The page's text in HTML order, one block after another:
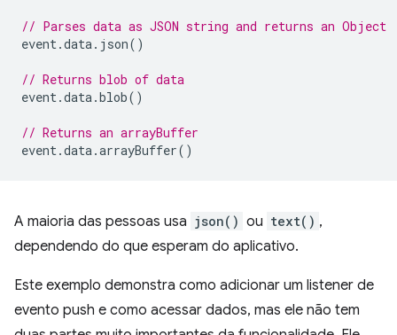
// Parses data as JSON string and returns an Object
event.data. json()
// Returns blob of data
event.data.blob()
// Returns an arrayBuffer
event.data.arrayBuffer()
A maioria das pessoas usa json() ou text() ,
dependendo do que esperam do aplicativo.
Este exemplo demonstra como adicionar um listener de
evento push e como acessar dados, mas ele não tem